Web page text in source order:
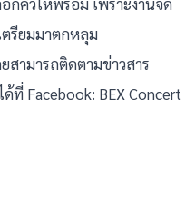
กคิวให้พร้อม เพราะงานจัด
ตรียมมาตกหลุม
สามารถติดตามข่าวสาร
ที่ Facebook: BEX Concert